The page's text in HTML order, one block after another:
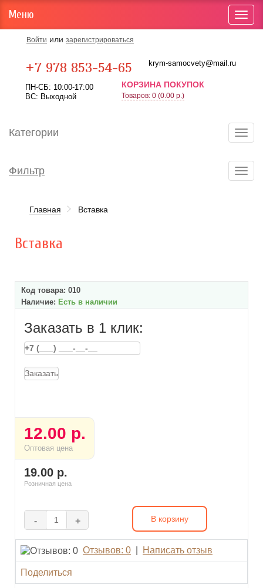
Войти или зарегистрироваться
+7 978 853-54-65 krym-samocvety@mail.ru
ПН-СБ: 10:00-17:00
ВС: Выходной
КОРЗИНА ПОКУПОК
Товаров: 0 (0.00 р.)
Меню
Категории
Фильтр
Главная Вставка
Вставка
Код товара: 010
Наличие: Есть в наличии
Заказать в 1 клик:
Заказать
12.00 р.
Оптовая цена
19.00 р.
Розничная цена
- + В корзину
Отзывов: 0 Написать отзыв
Поделиться